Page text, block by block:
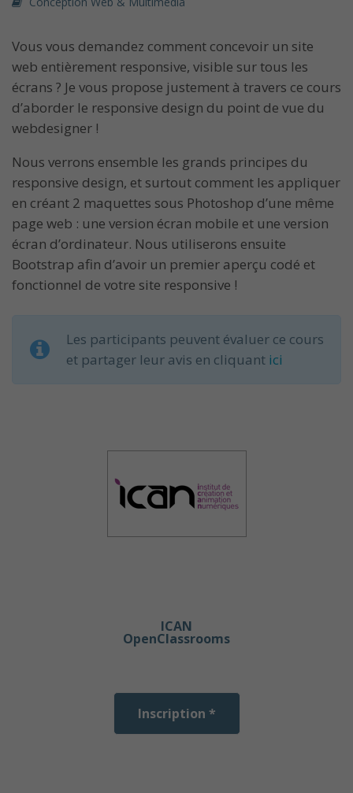
Vous vous demandez comment concevoir un site
web entièrement responsive, visible sur tous les
écrans ? Je vous propose justement à travers ce cours
d’aborder le responsive design du point de vue du
webdesigner !
Nous verrons ensemble les grands principes du
responsive design, et surtout comment les appliquer
en créant 2 maquettes sous Photoshop d’une même
page web : une version écran mobile et une version
écran d’ordinateur. Nous utiliserons ensuite
Bootstrap afin d’avoir un premier aperçu codé et
fonctionnel de votre site responsive !
Les participants peuvent évaluer ce cours
et partager leur avis en cliquant ici
ICAN
OpenClassrooms
Inscription *